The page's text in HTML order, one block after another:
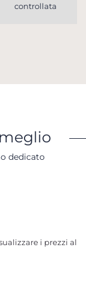
controllata
dedicato
i prezzi al